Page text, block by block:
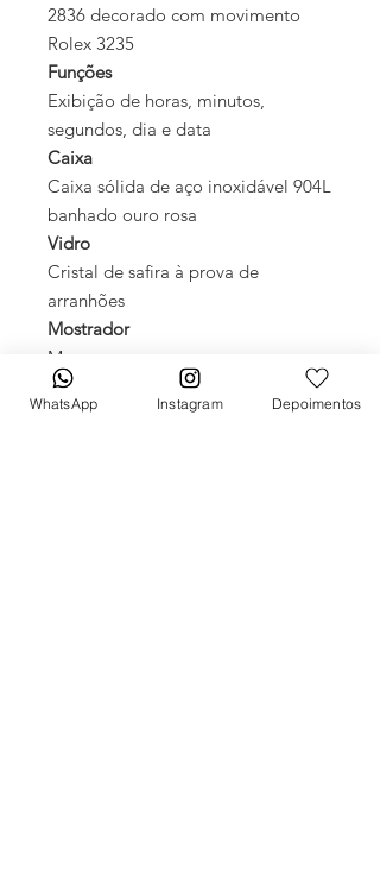
2836 decorado com movimento
Rolex 3235
Funções
Exibição de horas, minutos,
segundos, dia e data
Caixa
Caixa sólida de aço inoxidável 904L
banhado ouro rosa
Vidro
Cristal de safira à prova de
arranhões
Mostrador
Marrom
Aro
Bezel de aço inoxidável canelado
WhatsApp Instagram Depoimentos